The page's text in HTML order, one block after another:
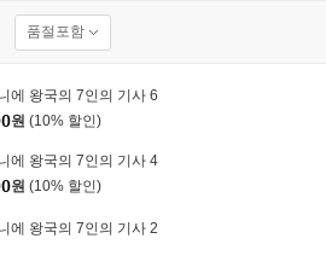
품절포함
에 왕국의 7인의 기사 6
원 (10% 할인)
에 왕국의 7인의 기사 4
원 (10% 할인)
에 왕국의 7인의 기사 2